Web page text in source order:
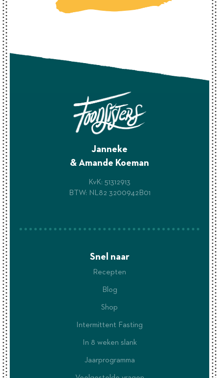
Janneke
& Amande Koeman
KvK: 51312913
BTW: NL82 3200942B01
Snel naar
Recepten
Blog
Shop
Intermittent Fasting
In 8 weken slank
Jaarprogramma